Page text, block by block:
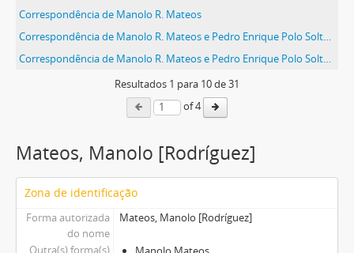
Correspondência de Manolo R. Mateos
Correspondência de Manolo R. Mateos e Pedro Enrique Polo Soltero
Correspondência de Manolo R. Mateos e Pedro Enrique Polo Soltero
Resultados 1 para 10de 31
of 4
Mateos, Manolo [Rodríguez]
Zona de identificação
Forma autorizada
do nome
Mateos, Manolo [Rodríguez]
Outra(s) forma(s)